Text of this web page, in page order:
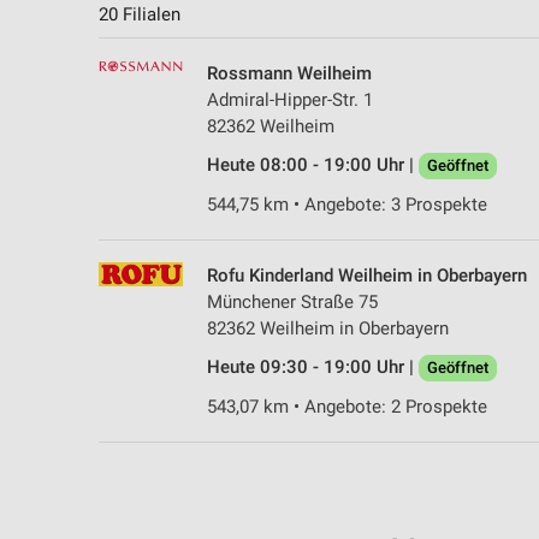
20 Filialen
Rossmann Weilheim
Admiral-Hipper-Str. 1
82362 Weilheim
Heute 08:00 - 19:00 Uhr |
Geöffnet
544,75 km • Angebote: 3 Prospekte
Rofu Kinderland Weilheim in Oberbayern
Münchener Straße 75
82362 Weilheim in Oberbayern
Heute 09:30 - 19:00 Uhr |
Geöffnet
543,07 km • Angebote: 2 Prospekte